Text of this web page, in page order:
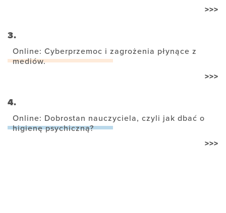
>>>
3.
Online: Cyberprzemoc i zagrożenia płynące z
mediów.
>>>
4.
Online: Dobrostan nauczyciela, czyli jak dbać o
higienę psychiczną?
>>>